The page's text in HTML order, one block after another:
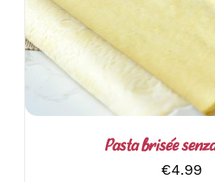
Pasta brisée
€4.99